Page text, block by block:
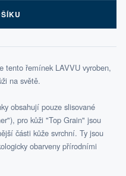
tento řemínek LAVVU vyroben,
na světě.
obsahují pouze slisované
pro kůži "Top Grain" jsou
části kůže svrchní. Ty jsou
obarveny přírodními